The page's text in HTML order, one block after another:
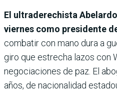
El ultraderechista
viernes como presidente
combatir con mano dura a
giro que estrecha lazos con
negociaciones de paz. El
años, de nacionalidad